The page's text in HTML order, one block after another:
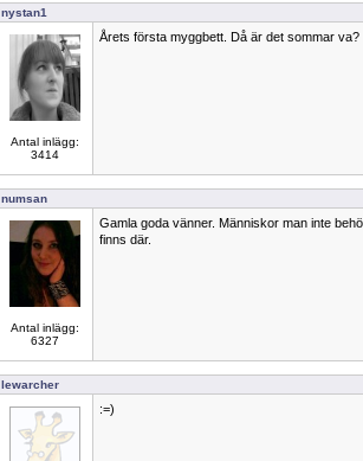
nystan1
Antal inlägg:
3414
Årets första myggbett. Då är det sommar va?
numsan
Antal inlägg:
6327
Gamla goda vänner. Människor man inte
finns där.
lewarcher
:=)